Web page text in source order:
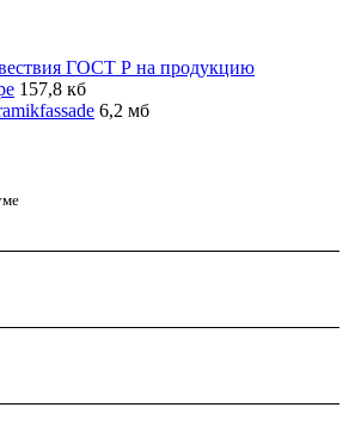
ГОСТ Р на продукцию
157,8 кб
6,2 мб